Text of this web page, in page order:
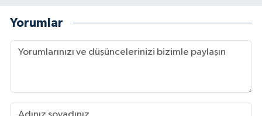
Yorumlar